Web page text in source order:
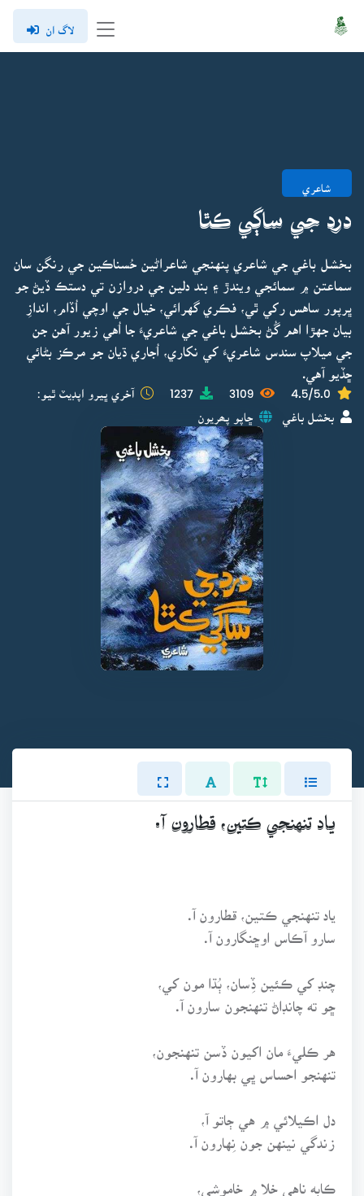
لاگ ان
شاعري
درد جي ساڳي ڪٿا
بخشل باغي جي شاعري پنهنجي شاعراڻين حُسناڪين جي رنگن سان
سماعتن ۾ سمائجي ويندڙ ۽ بند دلين جي دروازن تي دستڪ ڏيڻ جو
ڀرپور ساهس رکي ٿي، فڪري گهرائي، خيال جي اوچي اُڏام، اندازِ
بيان جهڙا اهم گُڻ بخشل باغي جي شاعريءَ جا اُهي زيور آهن جن
جي ميلاپ سندس شاعريءَ کي نکاري، اُجاري ڌيان جو مرڪز بڻائي
ڇڏيو آهي.
4.5/5.0
3109
1237 آخري ڀيرو اپڊيٽ ٿيو:
بخشل باغي ڇاپو پھريون
ياد تنهنجي ڪتين، قطارون آ.
ياد تنهنجي ڪتين، قطارون آ.
سارو آڪاس اوڇنگارون آ.
چنڊ کي ڪئين ڏِسان، ٻُڌا مون کي،
ڇو ته چانڊاڻ تنهنجون سارون آ.
هر ڪليءَ مان اکيون ڏسن تنهنجون،
تنهنجو احساس ڀي بهارون آ.
دل اڪيلائي ۾ هي ڄاتو آ،
زندگي نينهن جون نِهارون آ.
ڪابه ناهي خلا ۾ خاموشي،